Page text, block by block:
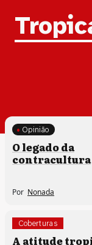
Tag:
Memória e patrimônio
Opinião
O legado da
contracultura
Por Nonada
Coberturas
Memória e patrimônio
A atitude